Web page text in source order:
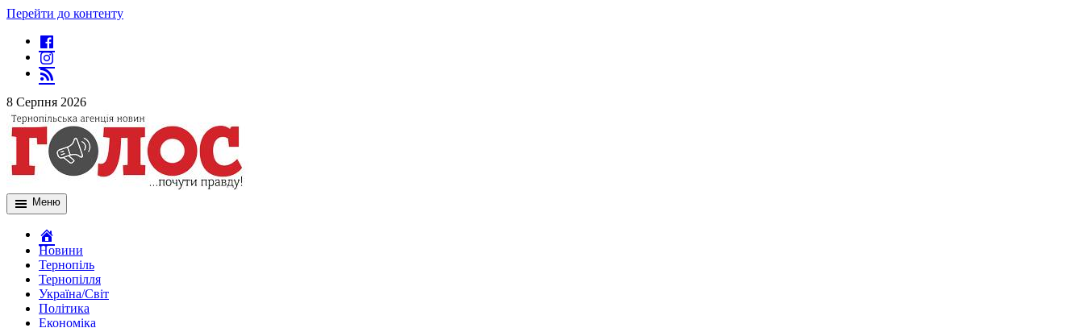
Перейти до контенту
8 Серпня 2026
Меню
Новини
Тернопіль
Тернопілля
Україна/Світ
Політика
Економіка